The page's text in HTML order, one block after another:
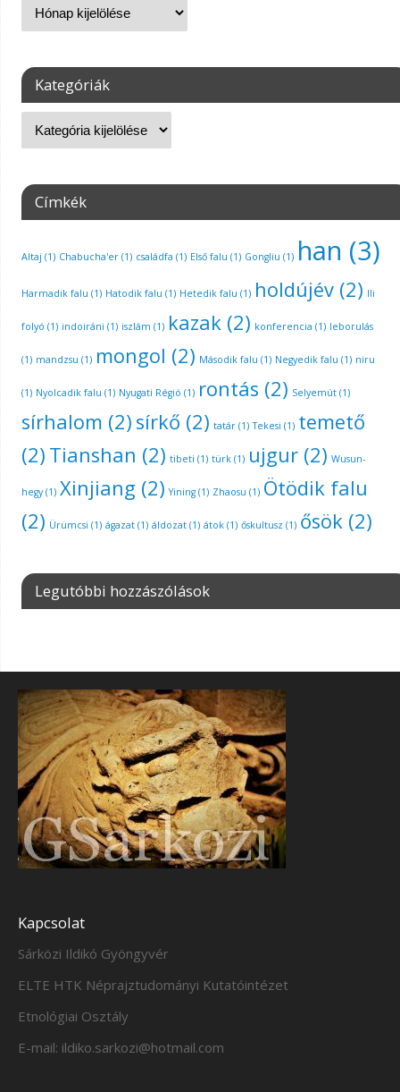
Kategóriák
Címkék
Altaj (1) Chabucha'er(1) családfa (1) Első falu (1) Gongliu (1) han (3)
Harmadik falu (1) Hatodik falu (1) Hetedik falu (1) holdújév(2) Ili
folyó (1) indoiráni (1) iszlám (1) kazak(2) konferencia (1) leborulás
(1) mandzsu (1) mongol (2) Második falu (1) Negyedik falu (1) niru
(1) Nyolcadik falu (1) Nyugati Régió (1) rontás (2) Selyemút(1)
sírhalom (2) sírkő (2) tatár(1) Tekesi (1) temető
(2) Tianshan (2) tibeti (1) türk(1) ujgur(2) Wusun-
hegy(1) Xinjiang (2) Yining(1) Zhaosu (1) Ötödik falu
(2) Ürümcsi (1) ágazat(1) áldozat(1) átok(1) őskultusz (1) ősök(2)
Legutóbbi hozzászólások
Kapcsolat
Sárközi Ildikó Gyöngyvér
ELTE HTK Néprajztudományi Kutatóintézet
Etnológiai Osztály
E-mail: ildiko.sarkozi@hotmail.com